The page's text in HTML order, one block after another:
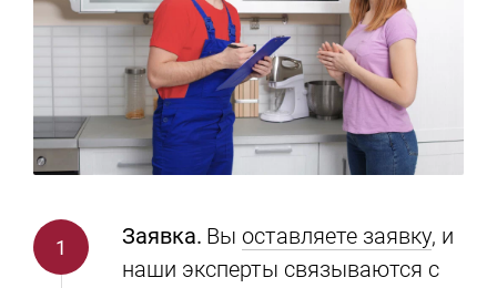
Заявка. Вы оставляете заявку, и
наши эксперты связываются с